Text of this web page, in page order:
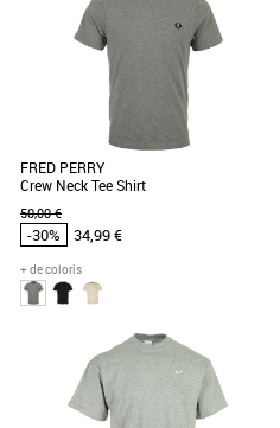
Vêtements pas cher et Promos
Vêtements
Nouveauté Le Coq Sportif avec ce
sweat col rond Heritage Crew N1. Il
bénéficie d'un magnifique logo [...]
FRED PERRY
Crew Neck Tee Shirt
50,00 €
-30% 34,99 €
+ de coloris
Vêtements pas cher et Promos
Vêtements
Un t-shirt à col ras du cou en jersey de
coton uni. Seule la couronne de laurier